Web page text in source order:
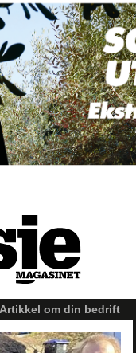
Artikkel om din bedrift